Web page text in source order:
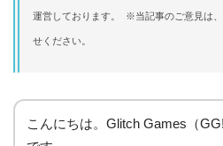
運営しております。 ※当記事のご意見は、
せください。
こんにちは。Glitch Games（